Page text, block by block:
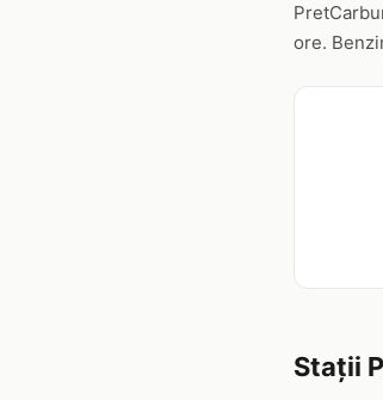
ore.
Stații